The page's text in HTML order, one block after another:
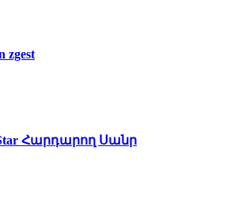
zgest
Star Հարդարող Սանր